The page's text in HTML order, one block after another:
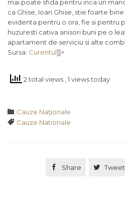
mai poate sfida pentru inca un
ca Ghise, Ioan Ghise, stie foarte
evidenta pentru o ora, fie si pentru
huzuresti cativa anisori buni pe o
apartament de serviciu si alte
Sursa: Curentul]]>
2 total views , 1 views today
 Category
Cauze Naţionale
 Tags
Cauze Nationale
 Share  Tweet